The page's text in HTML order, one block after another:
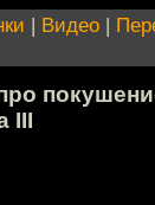
| Видео |
III